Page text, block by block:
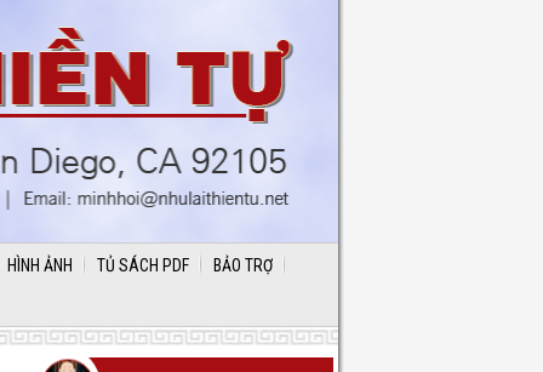
HÌNH ẢNH TỦ SÁCH PDF BẢO TRỢ